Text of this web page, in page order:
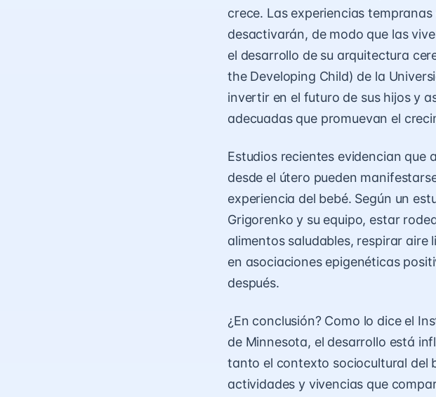
crece. Las experiencias
desactivarán, de modo que las
el desarrollo de su arquitectura
the Developing Child) de la
invertir en el futuro de sus hijos y
adecuadas que promuevan el
Estudios recientes evidencian que
desde el útero pueden
experiencia del bebé. Según un
Grigorenko y su equipo, estar
alimentos saludables, respirar aire
en asociaciones epigenéticas
después.
¿En conclusión? Como lo dice el
de Minnesota, el desarrollo está
tanto el contexto sociocultural del
actividades y vivencias que